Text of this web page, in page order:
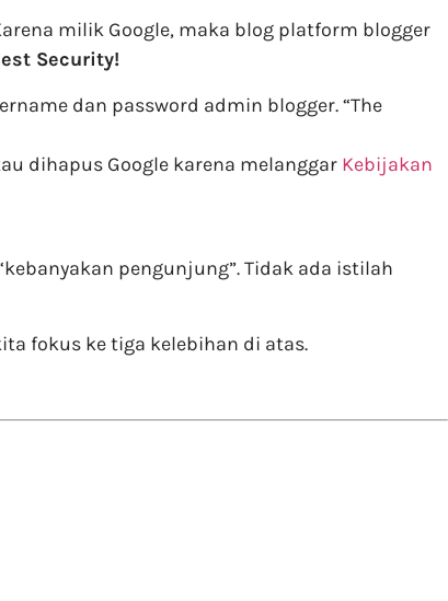
milik Google, maka blog platform blogger
Security!
dan password admin blogger. “The
dihapus Google karena melanggar Kebijakan
pengunjung”. Tidak ada istilah
fokus ke tiga kelebihan di atas.